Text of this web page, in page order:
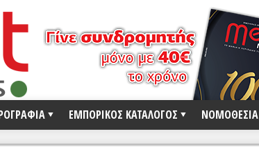
ΕΜΠΟΡΙΚΟΣ ΚΑΤΑΛΟΓΟΣ ΝΟΜΟΘΕΣΙΑ